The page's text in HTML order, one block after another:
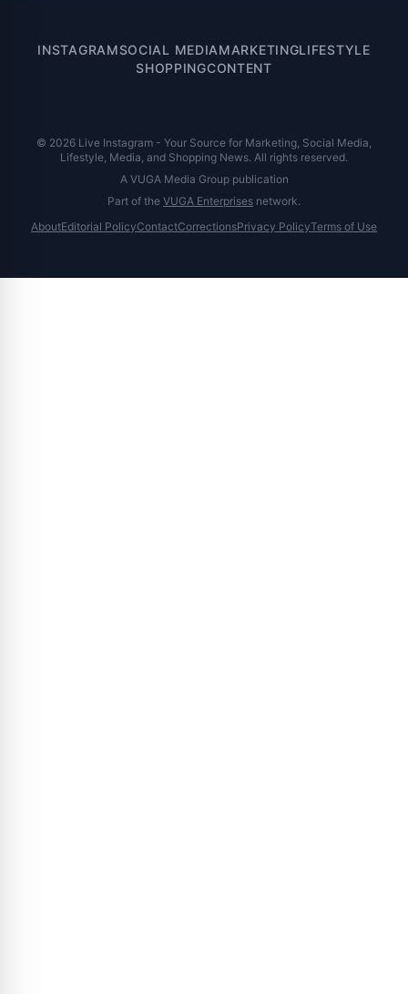
INSTAGRAMSOCIAL MEDIAMARKETINGLIFESTYLE
SHOPPINGCONTENT
© 2026 Live Instagram - Your Source for Marketing, Social Media,
Lifestyle, Media, and Shopping News. All rights reserved.
A VUGA Media Group publication
Part of the VUGA Enterprises network.
AboutEditorial PolicyContactCorrectionsPrivacy PolicyTerms of Use